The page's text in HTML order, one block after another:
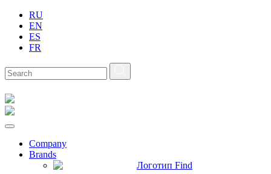
RU
EN
ES
FR
Company
Brands